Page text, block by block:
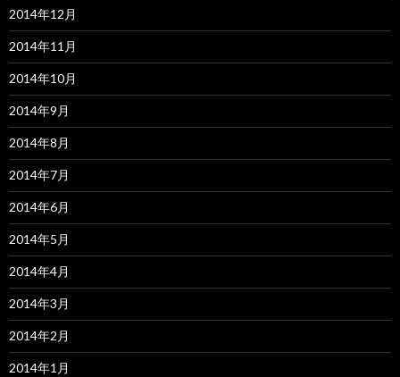
2014年12月
2014年11月
2014年10月
2014年9月
2014年8月
2014年7月
2014年6月
2014年5月
2014年4月
2014年3月
2014年2月
2014年1月